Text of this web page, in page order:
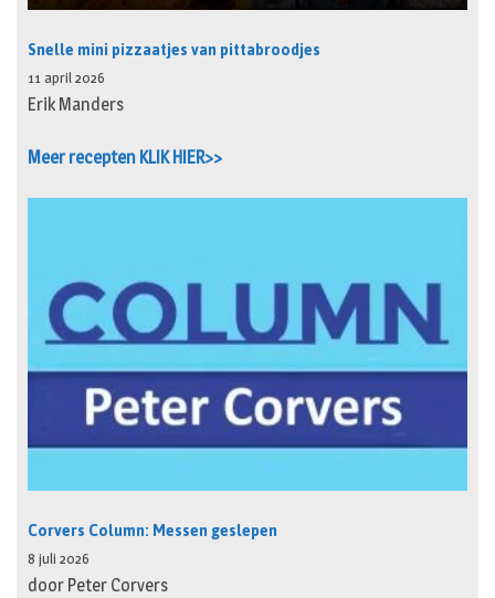
Snelle mini pizzaatjes van pittabroodjes
11 april 2026
Erik Manders
Meer recepten KLIK HIER>>
Corvers Column: Messen geslepen
8 juli 2026
door Peter Corvers